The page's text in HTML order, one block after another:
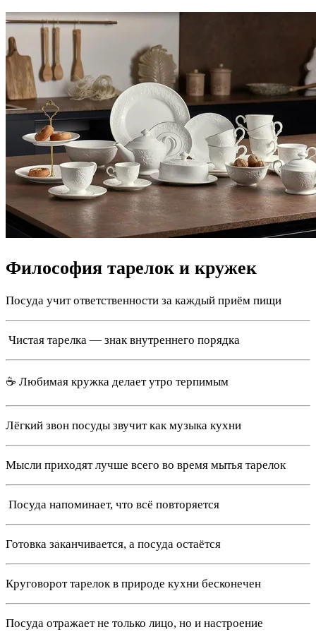
Философия тарелок и кружек
Посуда учит ответственности за каждый приём пищи
️ Чистая тарелка — знак внутреннего порядка
☕ Любимая кружка делает утро терпимым
Лёгкий звон посуды звучит как музыка кухни
Мысли приходят лучше всего во время мытья тарелок
️ Посуда напоминает, что всё повторяется
Готовка заканчивается, а посуда остаётся
Круговорот тарелок в природе кухни бесконечен
Посуда отражает не только лицо, но и настроение